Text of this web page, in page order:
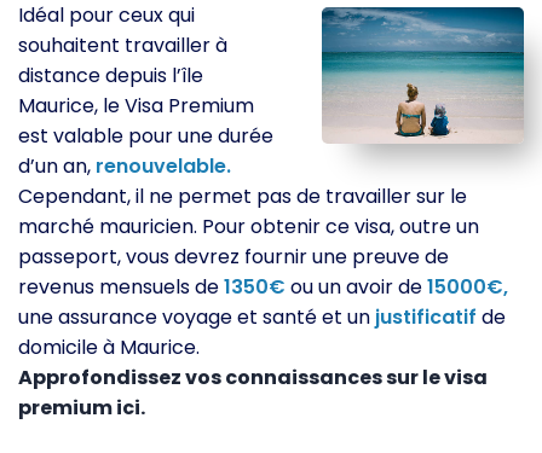
Idéal pour ceux qui
souhaitent travailler à
distance depuis l’île
Maurice, le Visa Premium
est valable pour une durée
d’un an, renouvelable.
Cependant, il ne permet pas de travailler sur le
marché mauricien. Pour obtenir ce visa, outre un
passeport, vous devrez fournir une preuve de
revenus mensuels de1350€ ou un avoir de15000€,
une assurance voyage et santé et un justificatif de
domicile à Maurice.
Approfondissez vos connaissances sur le visa
premium ici.